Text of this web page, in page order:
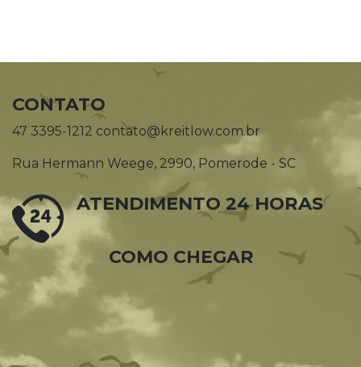
CONTATO
47 3395-1212 contato@kreitlow.com.br
Rua Hermann Weege, 2990, Pomerode - SC
ATENDIMENTO 24 HORAS
COMO CHEGAR